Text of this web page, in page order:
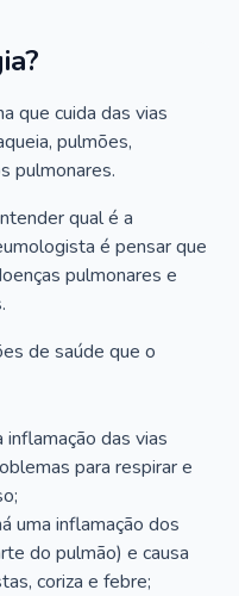
que cuida das vias
pulmões,
pulmonares.
qual é a
é pensar que
pulmonares e
de saúde que o
inflamação das vias
para respirar e
uma inflamação dos
do pulmão) e causa
coriza e febre;